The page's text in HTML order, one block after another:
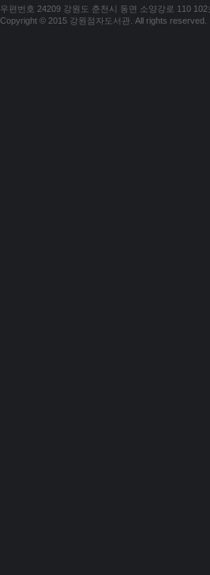
우편번호 24209 강원도 춘천시 동면 소양강로 110
Copyright © 2015 강원점자도서관. All rights reserved.